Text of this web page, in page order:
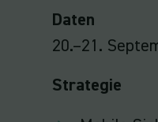
Daten
20.–21.
Strategie